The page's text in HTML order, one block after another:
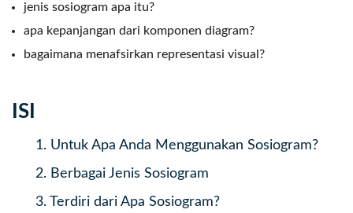
jenis sosiogram apa itu?
apa kepanjangan dari komponen diagram?
bagaimana menafsirkan representasi visual?
ISI
1. Untuk Apa Anda Menggunakan Sosiogram?
2. Berbagai Jenis Sosiogram
3. Terdiri dari Apa Sosiogram?